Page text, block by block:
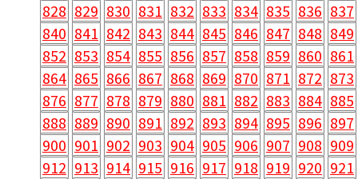
828 829 830 831 832 833 834 835 836 837
840 841 842 843 844 845 846 847 848 849
852 853 854 855 856 857 858 859 860 861
864 865 866 867 868 869 870 871 872 873
876 877 878 879 880 881 882 883 884 885
888 889 890 891 892 893 894 895 896 897
900 901 902 903 904 905 906 907 908 909
912 913 914 915 916 917 918 919 920 921